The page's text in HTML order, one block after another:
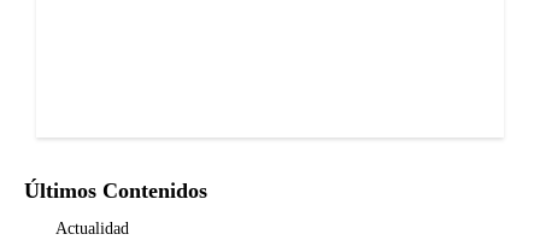
Últimos Contenidos
Actualidad